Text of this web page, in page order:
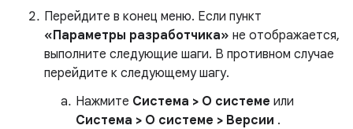
Перейдите в конец меню. Если пункт
«Параметры разработчика» не отображается,
выполните следующие шаги. В противном случае
перейдите к следующему шагу.
Нажмите Система > О системе или
Система > О системе > Версии .